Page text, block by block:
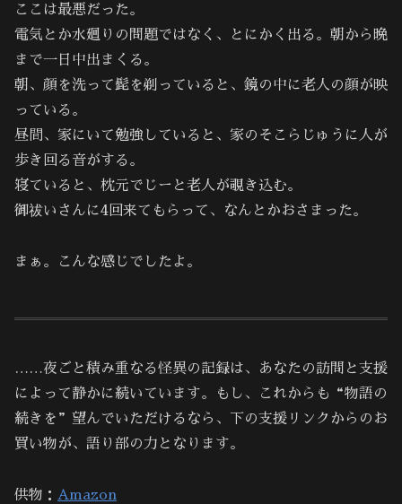
ここは最悪だった。
電気とか水廻りの問題ではなく、とにかく出る。朝から晩
まで一日中出まくる。
朝、顔を洗って髭を剃っていると、鏡の中に老人の顔が映
っている。
昼間、家にいて勉強していると、家のそこらじゅうに人が
歩き回る音がする。
寝ていると、枕元でじーと老人が覗き込む。
御祓いさんに4回来てもらって、なんとかおさまった。
まぁ。こんな感じでしたよ。
……夜ごと積み重なる怪異の記録は、あなたの訪問と支援
によって静かに続いています。もし、これからも“物語の
続きを”望んでいただけるなら、下の支援リンクからのお
買い物が、語り部の力となります。
供物： Amazon